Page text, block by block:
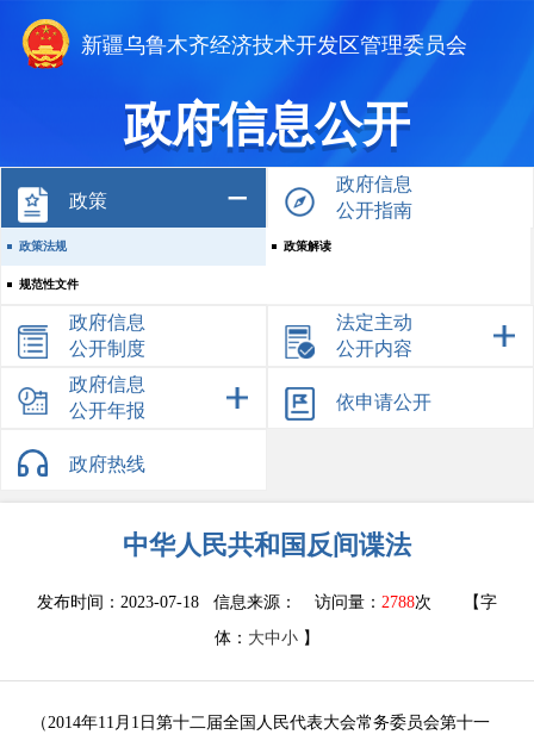
新疆乌鲁木齐经济技术开发区管理委员会
政府信息公开
政策
政策法规 政策解读
规范性文件
政府信息
公开指南
政府信息
公开制度
法定主动
公开内容
政府信息
公开年报
依申请公开
政府热线
中华人民共和国反间谍法
发布时间：2023-07-18 信息来源： 访问量： 2788次
【字
体： 大中小 】
（2014年11月1日第十二届全国人民代表大会常务委员会第十一